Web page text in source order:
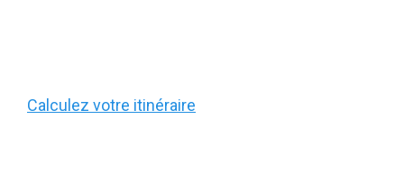
Calculez votre itinéraire